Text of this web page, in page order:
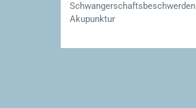
Schwangerschaftsbeschwerden
Akupunktur